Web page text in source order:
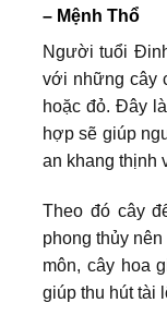
– Mệnh Thổ
Người tuổi
với những cây
hoặc đỏ. Đây
hợp sẽ giúp
an khang thịnh
Theo đó cây
phong thủy
môn, cây hoa
giúp thu hút tài